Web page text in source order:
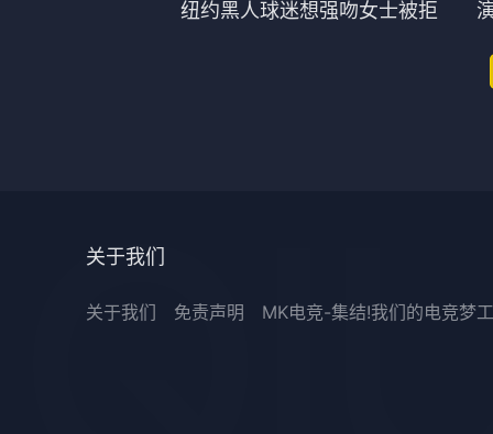
纽约黑人球迷想强吻女士被拒
关于我们
关于我们 免责声明 MK电竞-集结!我们的电竞梦